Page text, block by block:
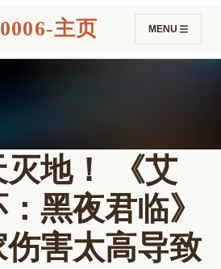
主页 MENU
地！ 《艾
黑夜君临》
害太高导致